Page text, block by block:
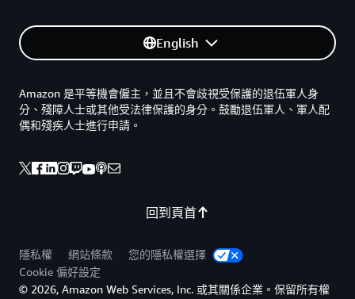
English
回到頁首
Amazon 是平等機會僱主，並且不會歧視受保護的退伍軍人身
分、殘障人士或其他受法律保護的身分。鼓勵退伍軍人、軍人配
偶和殘疾人士進行申請。
隱私權 網站條款
您的隱私權選擇
Cookie 偏好設定
© 2026, Amazon Web Services, Inc. 或其關係企業。保留所有權